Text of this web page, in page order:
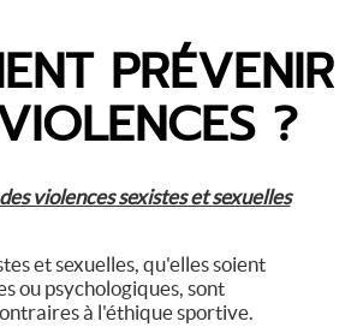
PRÉVENIR
?
violences sexistes et sexuelles
et sexuelles, qu'elles soient
ou psychologiques, sont
à l'éthique sportive.